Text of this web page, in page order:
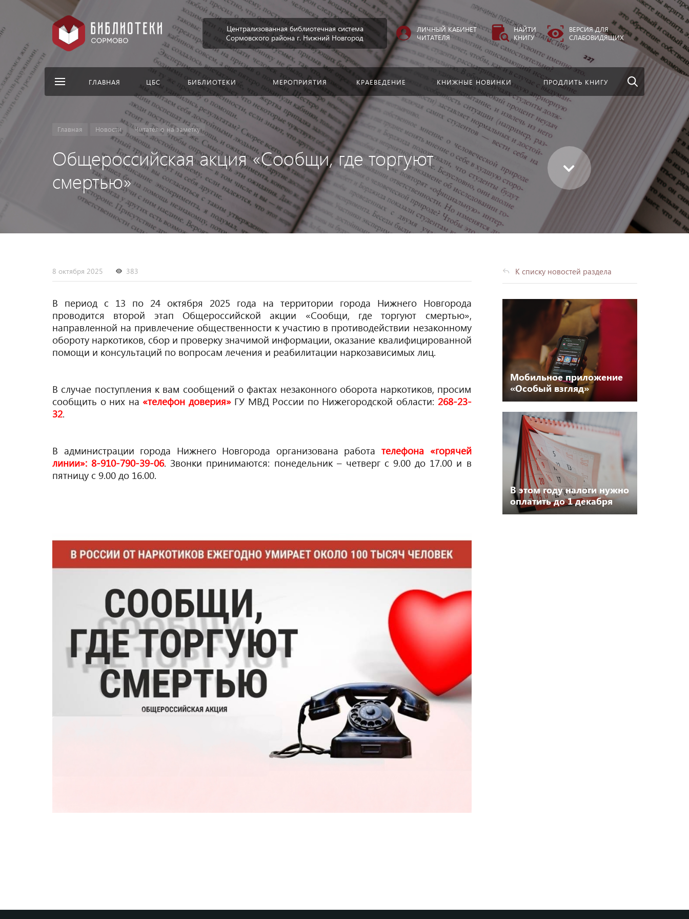
Искать:везде
Централизованная библиотечная система
Сормовского района г. Нижний Новгород
ЛИЧНЫЙ КАБИНЕТ
ЧИТАТЕЛЯ
НАЙТИ
КНИГУ
ВЕРСИЯ ДЛЯ
СЛАБОВИДЯЩИХ
ГЛАВНАЯ ЦБС БИБЛИОТЕКИ МЕРОПРИЯТИЯ КРАЕВЕДЕНИЕ КНИЖНЫЕ НОВИНКИ ПРОДЛИТЬ КНИГУ
Главная Новости Читателю на заметку
Общероссийская акция «Сообщи, где торгуют
смертью»
К списку новостей раздела
Мобильное приложение
«Особый взгляд»
В этом году налоги нужно
оплатить до 1 декабря
8 октября 2025 383
В период с 13 по 24 октября 2025 года на территории города Нижнего Новгорода
проводится второй этап Общероссийской акции «Сообщи, где торгуют смертью»,
направленной на привлечение общественности к участию в противодействии незаконному
обороту наркотиков, сбор и проверку значимой информации, оказание квалифицированной
помощи и консультаций по вопросам лечения и реабилитации наркозависимых лиц.
В случае поступления к вам сообщений о фактах незаконного оборота наркотиков, просим
сообщить о них на «телефон доверия»ГУ МВД России по Нижегородской области: 268-23-
32.
В администрации города Нижнего Новгорода организована работа телефона «горячей
линии»: 8-910-790-39-06. Звонки принимаются: понедельник – четверг с 9.00 до 17.00 и в
пятницу с 9.00 до 16.00.